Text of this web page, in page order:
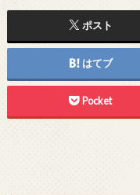
ポスト
はてブ
Pocket